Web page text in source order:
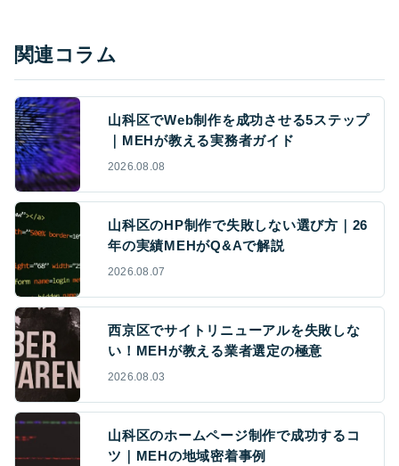
関連コラム
山科区でWeb制作を成功させる5ステップ
｜MEHが教える実務者ガイド
2026.08.08
山科区のHP制作で失敗しない選び方｜26
年の実績MEHがQ&Aで解説
2026.08.07
西京区でサイトリニューアルを失敗しな
い！MEHが教える業者選定の極意
2026.08.03
山科区のホームページ制作で成功するコ
ツ｜MEHの地域密着事例